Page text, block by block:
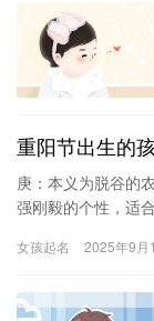
重阳节出生的
庚：本义为脱谷的
强刚毅的个性，适
崇高…
女孩起名 2025年9月